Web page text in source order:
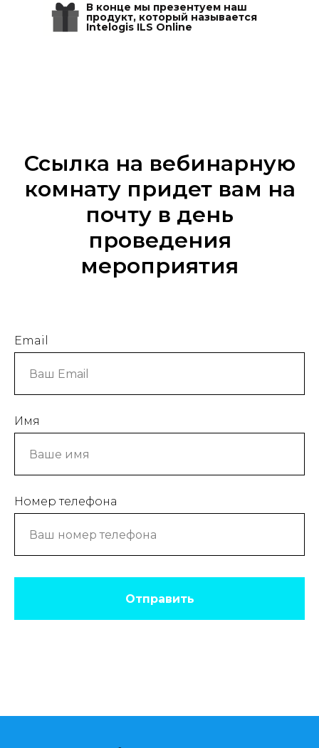
В конце мы презентуем наш
продукт, который называется
Intelogis ILS Online
Ссылка на вебинарную
комнату придет вам на
почту в день
проведения
мероприятия
Email
Имя
Номер телефона
Отправить